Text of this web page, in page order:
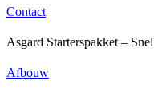
Contact
Asgard Starterspakket –
Afbouw